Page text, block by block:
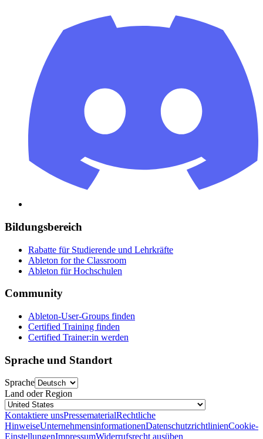
Bildungsbereich
Rabatte für Studierende und Lehrkräfte
Ableton for the Classroom
Ableton für Hochschulen
Community
Ableton-User-Groups finden
Certified Training finden
Certified Trainer:in werden
Sprache und Standort
Sprache
Land oder Region
Kontaktiere unsPressematerialRechtliche
HinweiseUnternehmensinformationenDatenschutzrichtlinienCookie-
EinstellungenImpressumWiderrufsrecht ausüben